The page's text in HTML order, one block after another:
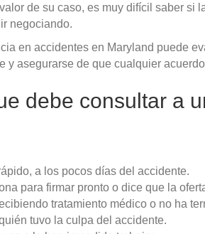
de su caso, es muy difícil saber si
negociando.
en accidentes en Maryland puede
y asegurarse de que cualquier
debe consultar a
a los pocos días del accidente.
para firmar pronto o dice que la
tratamiento médico o no ha
tuvo la culpa del accidente.